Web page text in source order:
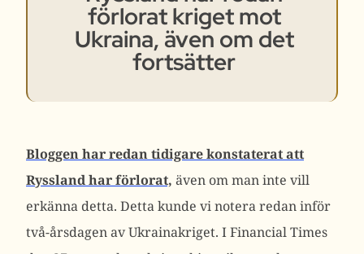
förlorat kriget mot
Ukraina, även om det
fortsätter
Bloggen har redan tidigare konstaterat att
Ryssland har förlorat, även om man inte vill
erkänna detta. Detta kunde vi notera redan inför
två-årsdagen av Ukrainakriget. I Financial Times